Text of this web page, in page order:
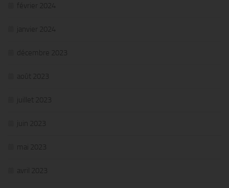
février 2024
janvier 2024
décembre 2023
août 2023
juillet 2023
juin 2023
mai 2023
avril 2023